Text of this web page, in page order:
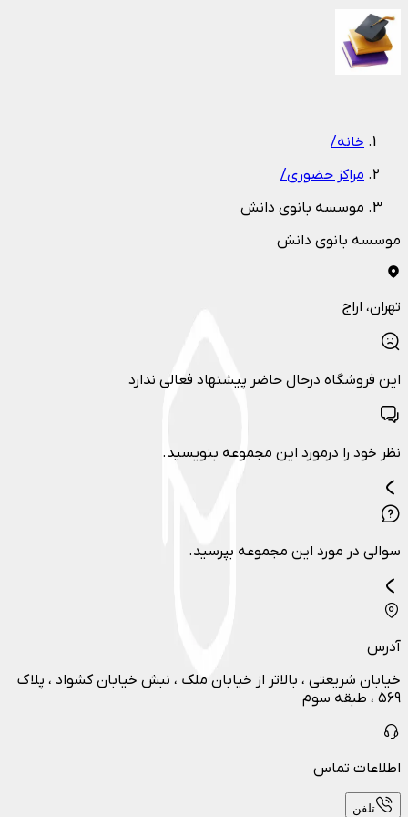
خانه/
مراکز حضوری/
موسسه بانوی دانش
موسسه بانوی دانش
تهران، اراج
این فروشگاه درحال حاضر پیشنهاد فعالی ندارد
نظر خود را درمورد این مجموعه بنویسید.
سوالی در مورد این مجموعه بپرسید.
آدرس
خیابان شریعتی ، بالاتر از خیابان ملک ، نبش خیابان کشواد ، پلاک
۵۶۹ ، طبقه سوم
اطلاعات تماس
تلفن